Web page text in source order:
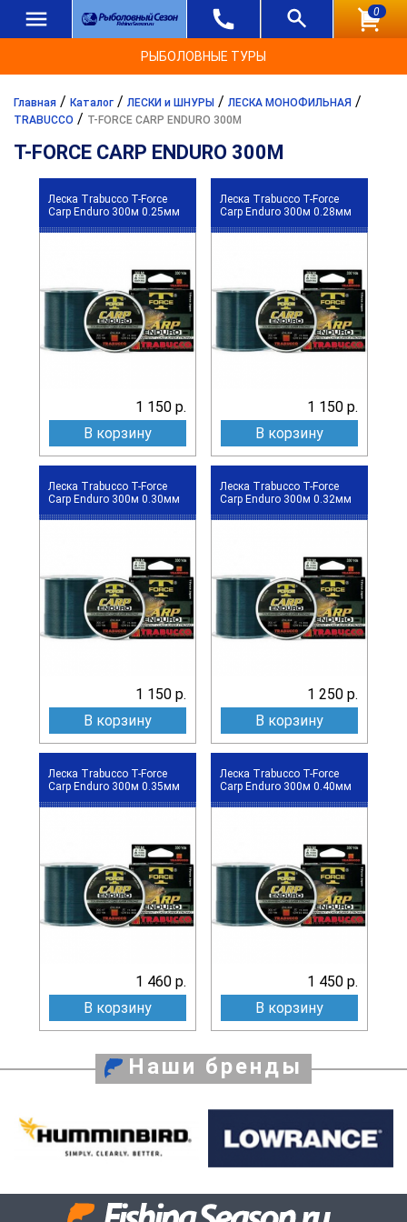
0
РЫБОЛОВНЫЕ ТУРЫ
Главная / Каталог / ЛЕСКИ и ШНУРЫ / ЛЕСКА МОНОФИЛЬНАЯ /
TRABUCCO / T-FORCE CARP ENDURO 300М
T-FORCE CARP ENDURO 300М
Леска Trabucco T-Force
Сarp Enduro 300м 0.25мм
1 150 р.
В корзину
Леска Trabucco T-Force
Сarp Enduro 300м 0.28мм
1 150 р.
В корзину
Леска Trabucco T-Force
Carp Enduro 300м 0.30мм
1 150 р.
В корзину
Леска Trabucco T-Force
Carp Enduro 300м 0.32мм
1 250 р.
В корзину
Леска Trabucco T-Force
Carp Enduro 300м 0.35мм
1 460 р.
В корзину
Леска Trabucco T-Force
Carp Enduro 300м 0.40мм
1 450 р.
В корзину
Наши бренды